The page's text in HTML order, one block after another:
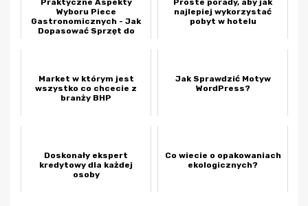
Praktyczne Aspekty
Wyboru Piece
Gastronomicznych - Jak
Dopasować Sprzęt do
Proste porady, aby jak
najlepiej wykorzystać
pobyt w hotelu
Market w którym jest
wszystko co chcecie z
branży BHP
Jak Sprawdzić Motyw
WordPress?
Doskonały ekspert
kredytowy dla każdej
osoby
Co wiecie o opakowaniach
ekologicznych?